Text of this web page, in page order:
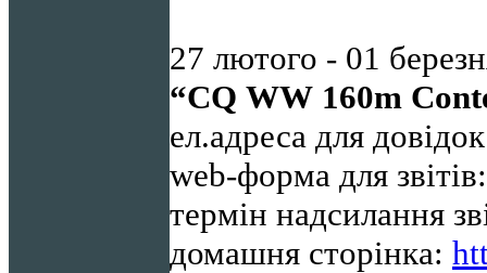
27 лютого - 01
“CQ WW 160m
ел.адреса для
web-форма для
термін надсилання
домашня сторінка: